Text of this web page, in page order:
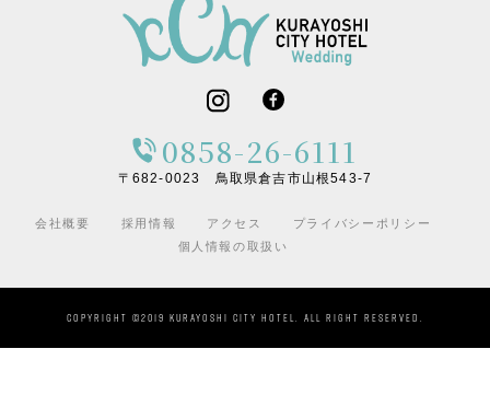
0858-26-6111
〒682-0023 鳥取県倉吉市山根543-7
会社概要 採用情報 アクセス
プライバシーポリシー
個人情報の取扱い
COPYRIGHT ©2019 KURAYOSHI CITY HOTEL. ALL RIGHT RESERVED.